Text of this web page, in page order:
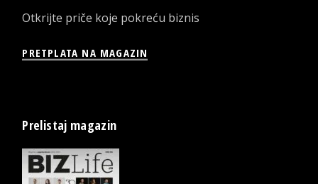
Otkrijte priče koje pokreću biznis
PRETPLATA NA MAGAZIN
Prelistaj magazin